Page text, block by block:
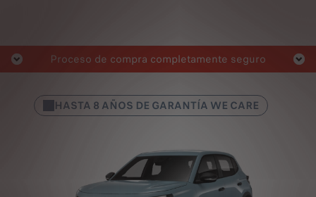
Proceso de compra completamente seguro
HASTA 8 AÑOS DE GARANTÍA WE CARE